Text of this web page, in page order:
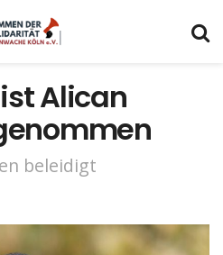
Alican
beleidigt